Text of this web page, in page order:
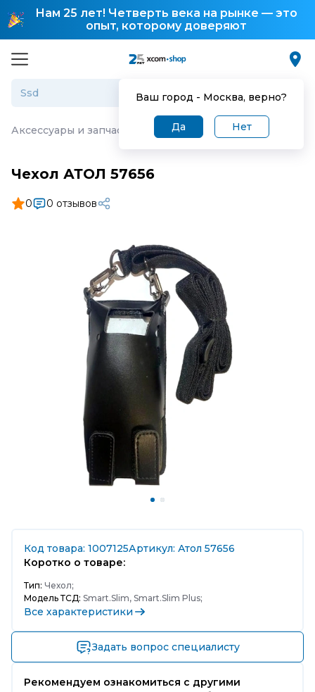
Нам 25 лет! Четверть века на рынке — это
опыт, которому доверяют
Ваш город - Москва, верно?
Да Нет
Аксессуары и запчасти для торгового оборудования
Чехол АТОЛ 57656
0 0 отзывов
Код товара: 1007125Артикул: Атол 57656
Коротко о товаре:
Тип: Чехол;
Модель ТСД: Smart.Slim, Smart.Slim Plus;
Все характеристики
Задать вопрос специалисту
Рекомендуем ознакомиться с другими